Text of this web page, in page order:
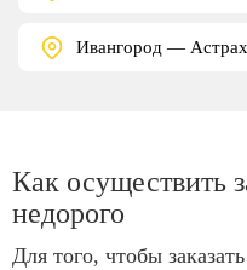
Ивангород —
Как осуществить
недорого
Для того, чтобы